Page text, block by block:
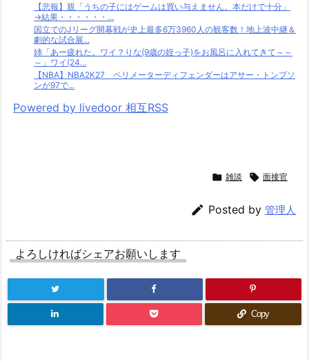
【悲報】親「うちの子にはゲームは買い与えません。本だけで十分」
→結果・・・・・・...
国立でのJリーグ開幕戦が史上最多6万3960人の観客数！地上波中継＆
劇的な試合展...
姉「あー疲れた。ワイ？りな(9歳の姪っ子)をお風呂に入れてきて～～
～」ワイ(24...
【NBA】NBA2K27 ペリメーターディフェンダーはアサー・トンプソ
ンが97で...
Powered by livedoor 相互RSS
 雑談  面接官
 Posted by 管理人
よろしければシェアお願いします
Copy